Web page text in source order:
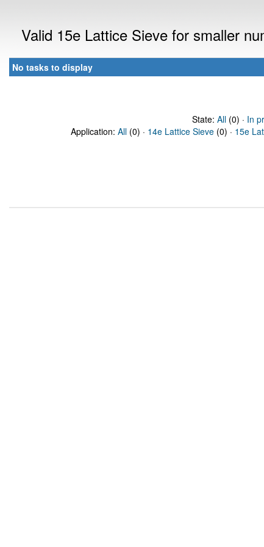
Valid 15e Lattice Sieve for smaller
No tasks to display
State: All(0) · In
Application: All (0) · 14e Lattice Sieve (0) · 15e